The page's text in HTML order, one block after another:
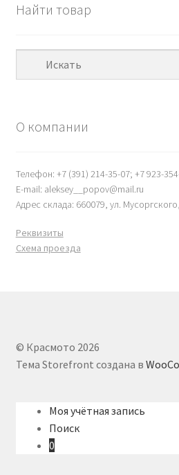
Найти товар
О компании
Телефон: +7 (391) 214-35-07; +7 923-
E-mail: aleksey__popov@mail.ru
Адрес склада: 660079, ул.
Реквизиты
Схема проезда
© Красмото 2026
Тема Storefront создана в
Моя учётная запись
Поиск
0